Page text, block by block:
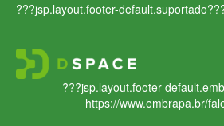
???jsp.layout.footer-
???jsp.layout.footer-
https://www.embrapa.br/